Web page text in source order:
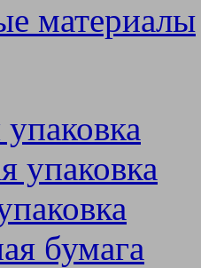
материалы
упаковка
бумага